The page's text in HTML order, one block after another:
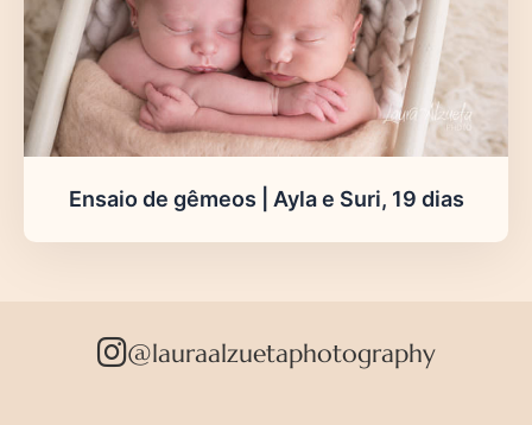
Ensaio de gêmeos | Ayla e Suri, 19 dias
@lauraalzuetaphotography